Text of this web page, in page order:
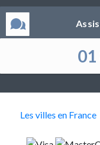
01
Les villes en France